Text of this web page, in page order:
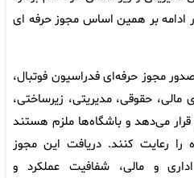
ادامه بر همین اساس مجوز حرفه ای
مجوز حرفه‌ای فدراسیون فوتبال،
مالی، حقوقی، مدیریتی، زیرساختی،
می‌دهد و باشگاه‌ها ملزم هستند
را رعایت کنند. دریافت این مجوز
و مالی، شفافیت عملکرد و